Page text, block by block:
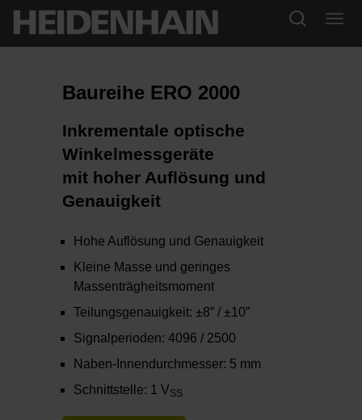
Baureihe ERO 2000
Inkrementale optische
Winkelmessgeräte
mit hoher Auflösung und
Genauigkeit
Hohe Auflösung und Genauigkeit
Kleine Masse und geringes
Massenträgheitsmoment
Teilungsgenauigkeit: ±8” / ±10”
Signalperioden: 4096 / 2500
Naben-Innendurchmesser: 5 mm
Schnittstelle: 1 VSS